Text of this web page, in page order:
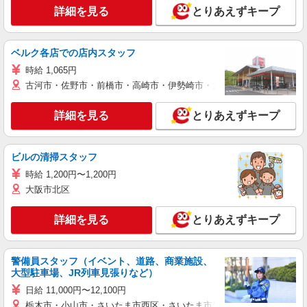
詳細を見る とりあえずキープ
ベルク各店での店内スタッフ
時給 1,065円
古河市・佐野市・前橋市・高崎市・伊勢崎市・太田市・館林市・藤
詳細を見る とりあえずキープ
ビルの清掃スタッフ
時給 1,200円〜1,200円
大阪市北区
詳細を見る とりあえずキープ
警備員スタッフ（イベント、道路、商業施設、
大型駐車場、JR列車見張りなど）
日給 11,000円〜12,100円